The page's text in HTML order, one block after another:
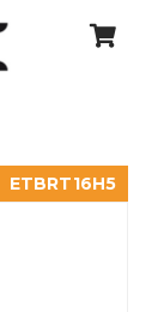
ETBRT16H5